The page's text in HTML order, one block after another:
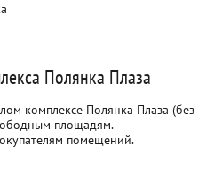
Полянка Плаза
комплексе Полянка Плаза (без
площадям.
помещений.